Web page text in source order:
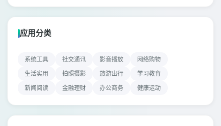
应用分类
系统工具 社交通讯 影音播放
网络购物
生活实用
拍照摄影 旅游出行
学习教育
新闻阅读
金融理财 办公商务 健康运动